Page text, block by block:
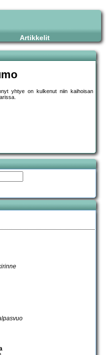
Artikkelit
yhtye on kulkenut niin kaihoisan